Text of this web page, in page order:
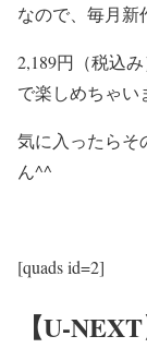
なので、毎月新
2,189円（税込
で楽しめちゃい
気に入ったらそ
ん^^
[quads id=2]
【U-